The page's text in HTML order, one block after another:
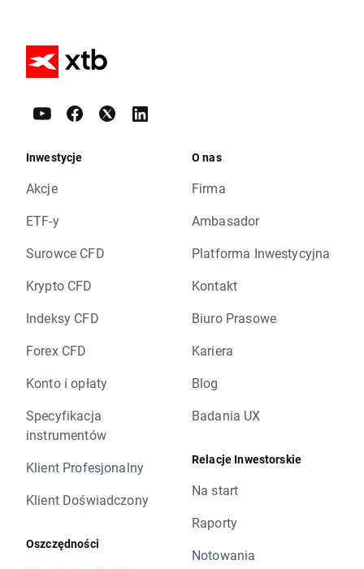
Inwestycje
Akcje
ETF-y
Surowce CFD
Krypto CFD
Indeksy CFD
Forex CFD
Konto i opłaty
Specyfikacja
instrumentów
Klient Profesjonalny
Klient Doświadczony
Oszczędności
O nas
Firma
Ambasador
Platforma Inwestycyjna
Kontakt
Biuro Prasowe
Kariera
Blog
Badania UX
Relacje Inwestorskie
Na start
Raporty
Notowania